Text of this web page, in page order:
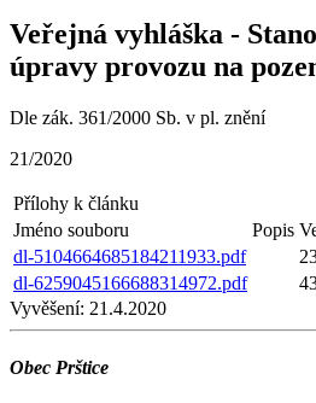
Veřejná vyhláška -
úpravy provozu na
Dle zák. 361/2000 Sb. v pl. znění
21/2020
Přílohy k článku
Jméno souboru
Popis
dl-5104664685184211933.pdf
dl-6259045166688314972.pdf
Vyvěšení: 21.4.2020
Obec Prštice